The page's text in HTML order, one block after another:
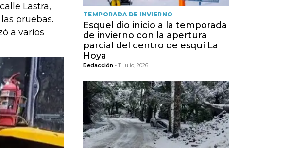
Lastra,
pruebas.
a varios
TEMPORADA DE INVIERNO
Esquel dio inicio a la temporada
de invierno con la apertura
parcial del centro de esquí La
Hoya
Redacción - 11 julio, 2026